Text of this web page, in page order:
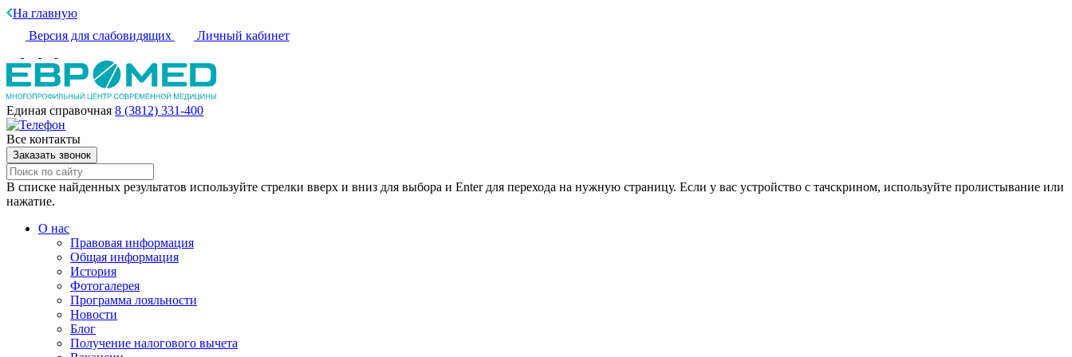
На главную
Версия для слабовидящих
Личный кабинет
Единая справочная 8 (3812) 331-400
Все контакты
Заказать звонок
В списке найденных результатов используйте стрелки вверх и вниз для выбора и Enter для перехода на нужную страницу. Если у вас устройство с тачскрином, используйте пролистывание или
нажатие.
О нас
Правовая информация
Общая информация
История
Фотогалерея
Программа лояльности
Новости
Блог
Получение налогового вычета